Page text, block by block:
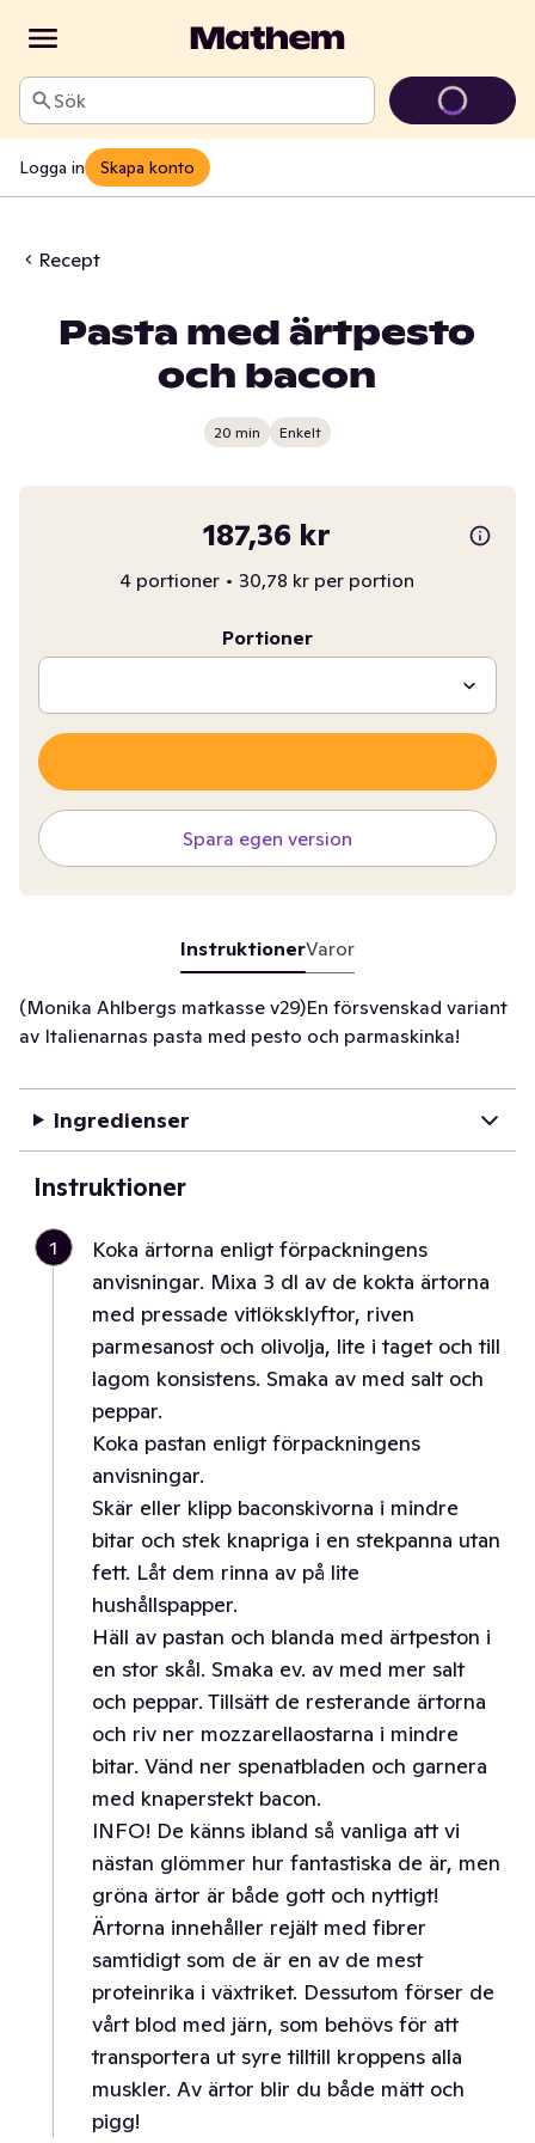
Sök
Logga in Skapa konto
Recept
Pasta med ärtpesto
och bacon
20 min Enkelt
187,36 kr
4 portioner • 30,78 kr per portion
Portioner
Spara egen version
InstruktionerVaror
(Monika Ahlbergs matkasse v29)En försvenskad variant
av Italienarnas pasta med pesto och parmaskinka!
Ingredienser
Instruktioner
1
Koka ärtorna enligt förpackningens
anvisningar. Mixa 3 dl av de kokta ärtorna
med pressade vitlöksklyftor, riven
parmesanost och olivolja, lite i taget och till
lagom konsistens. Smaka av med salt och
peppar.
Koka pastan enligt förpackningens
anvisningar.
Skär eller klipp baconskivorna i mindre
bitar och stek knapriga i en stekpanna utan
fett. Låt dem rinna av på lite
hushållspapper.
Häll av pastan och blanda med ärtpeston i
en stor skål. Smaka ev. av med mer salt
och peppar. Tillsätt de resterande ärtorna
och riv ner mozzarellaostarna i mindre
bitar. Vänd ner spenatbladen och garnera
med knaperstekt bacon.
INFO! De känns ibland så vanliga att vi
nästan glömmer hur fantastiska de är, men
gröna ärtor är både gott och nyttigt!
Ärtorna innehåller rejält med fibrer
samtidigt som de är en av de mest
proteinrika i växtriket. Dessutom förser de
vårt blod med järn, som behövs för att
transportera ut syre tilltill kroppens alla
muskler. Av ärtor blir du både mätt och
pigg!